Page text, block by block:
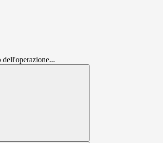
dell'operazione...